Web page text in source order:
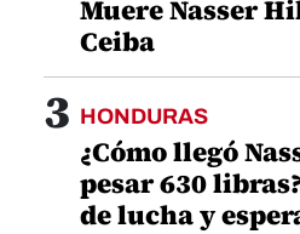
Muere Nasser
Ceiba
3 HONDURAS
¿Cómo llegó
pesar 630
de lucha y